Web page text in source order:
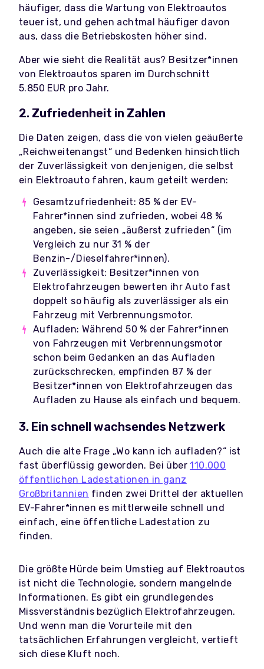
häufiger, dass die Wartung von Elektroautos
teuer ist, und gehen achtmal häufiger davon
aus, dass die Betriebskosten höher sind.
Aber wie sieht die Realität aus? Besitzer*innen
von Elektroautos sparen im Durchschnitt
5.850 EUR pro Jahr.
2. Zufriedenheit in Zahlen
Die Daten zeigen, dass die von vielen geäußerte
„Reichweitenangst“ und Bedenken hinsichtlich
der Zuverlässigkeit von denjenigen, die selbst
ein Elektroauto fahren, kaum geteilt werden:
Gesamtzufriedenheit: 85 % der EV-
Fahrer*innen sind zufrieden, wobei 48 %
angeben, sie seien „äußerst zufrieden“ (im
Vergleich zu nur 31 % der
Benzin-/Dieselfahrer*innen).
Zuverlässigkeit: Besitzer*innen von
Elektrofahrzeugen bewerten ihr Auto fast
doppelt so häufig als zuverlässiger als ein
Fahrzeug mit Verbrennungsmotor.
Aufladen: Während 50 % der Fahrer*innen
von Fahrzeugen mit Verbrennungsmotor
schon beim Gedanken an das Aufladen
zurückschrecken, empfinden 87 % der
Besitzer*innen von Elektrofahrzeugen das
Aufladen zu Hause als einfach und bequem.
3. Ein schnell wachsendes Netzwerk
Auch die alte Frage „Wo kann ich aufladen?“ ist
fast überflüssig geworden. Bei über110.000
öffentlichen Ladestationen in ganz
Großbritannien finden zwei Drittel der aktuellen
EV-Fahrer*innen es mittlerweile schnell und
einfach, eine öffentliche Ladestation zu
finden.
Die größte Hürde beim Umstieg auf Elektroautos
ist nicht die Technologie, sondern mangelnde
Informationen. Es gibt ein grundlegendes
Missverständnis bezüglich Elektrofahrzeugen.
Und wenn man die Vorurteile mit den
tatsächlichen Erfahrungen vergleicht, vertieft
sich diese Kluft noch.